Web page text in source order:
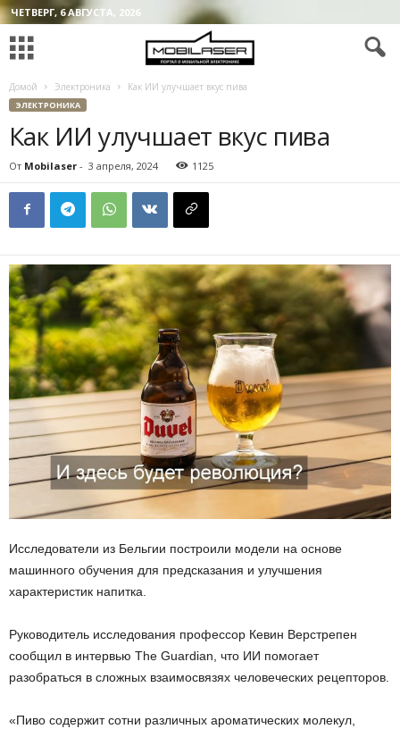
ЧЕТВЕРГ, 6 АВГУСТА, 2026
Домой Электроника Как ИИ улучшает вкус пива
ЭЛЕКТРОНИКА
Как ИИ улучшает вкус пива
От Mobilaser - 3 апреля, 2024 1125
Исследователи из Бельгии построили модели на основе
машинного обучения для предсказания и улучшения
характеристик напитка.
Руководитель исследования профессор Кевин Верстрепен
сообщил в интервью The Guardian, что ИИ помогает
разобраться в сложных взаимосвязях человеческих рецепторов.
«Пиво содержит сотни различных ароматических молекул,